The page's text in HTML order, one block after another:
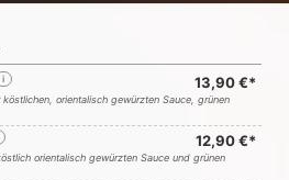
i 13,90 €*
orientalisch gewürzten Sauce, grünen
12,90 €*
orientalisch gewürzten Sauce und grünen